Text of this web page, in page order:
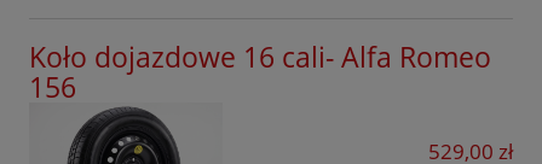
Fiat
Ford
Forthing
Junior
Koło dojazdowe 16 cali- Alfa Romeo
156
529,00 zł